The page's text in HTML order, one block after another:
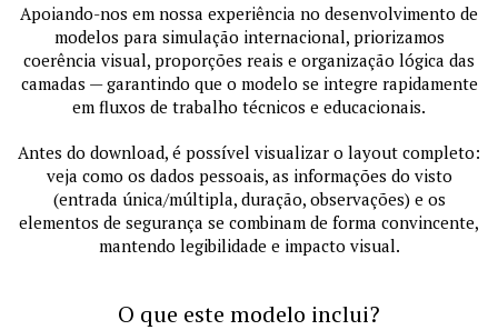
Apoiando-nos em nossa experiência no desenvolvimento de
modelos para simulação internacional, priorizamos
coerência visual, proporções reais e organização lógica das
camadas — garantindo que o modelo se integre rapidamente
em fluxos de trabalho técnicos e educacionais.
Antes do download, é possível visualizar o layout completo:
veja como os dados pessoais, as informações do visto
(entrada única/múltipla, duração, observações) e os
elementos de segurança se combinam de forma convincente,
mantendo legibilidade e impacto visual.
O que este modelo inclui?